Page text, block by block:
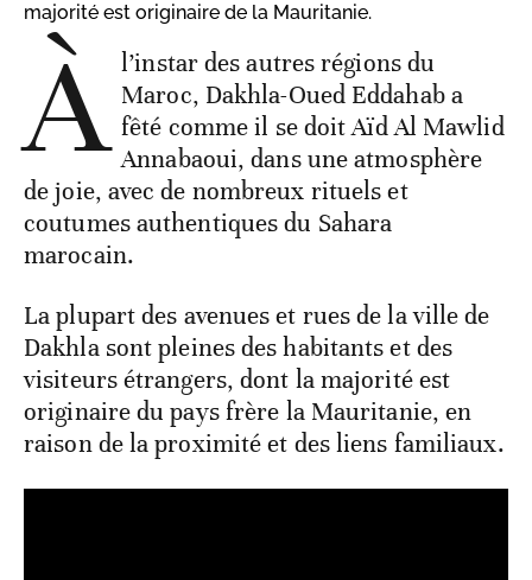
majorité est originaire de la Mauritanie.
À l’instar des autres régions du
Maroc, Dakhla-Oued Eddahab a
fêté comme il se doit Aïd Al Mawlid
Annabaoui, dans une atmosphère
de joie, avec de nombreux rituels et
coutumes authentiques du Sahara
marocain.
La plupart des avenues et rues de la ville de
Dakhla sont pleines des habitants et des
visiteurs étrangers, dont la majorité est
originaire du pays frère la Mauritanie, en
raison de la proximité et des liens familiaux.